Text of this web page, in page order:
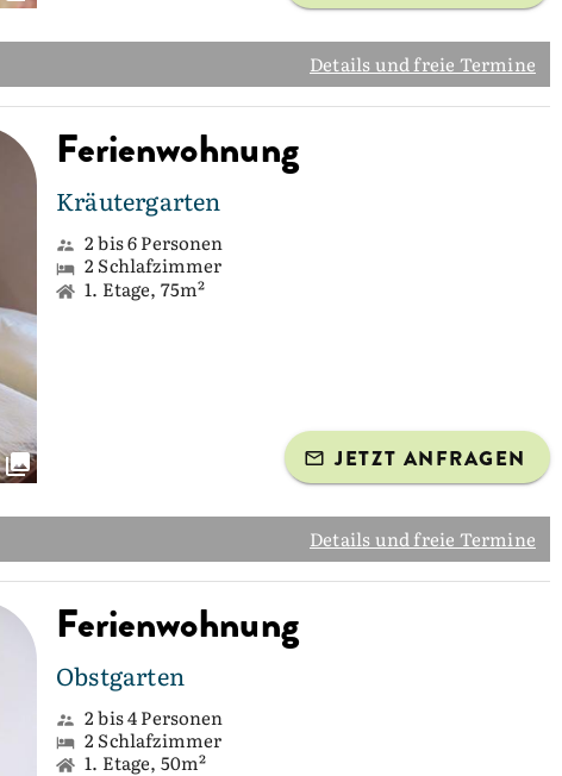
Details und freie Termine
Ferienwohnung
Kräutergarten
2 bis 6 Personen
2 Schlafzimmer
1. Etage, 75m²
JETZT ANFRAGEN
Details und freie Termine
Ferienwohnung
Obstgarten
2 bis 4 Personen
2 Schlafzimmer
1. Etage, 50m²